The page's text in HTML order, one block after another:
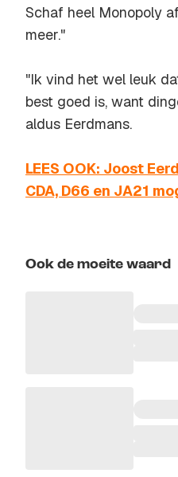
Schaf heel Monopoly
meer."
"Ik vind het wel leuk
best goed is, want
aldus Eerdmans.
LEES OOK: Joost
CDA, D66 en JA21
Ook de moeite waard